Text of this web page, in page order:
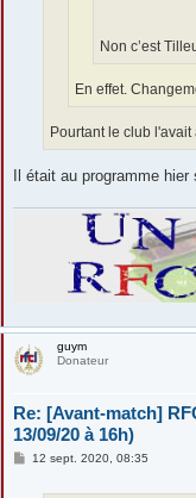
Non c’est
En effet.
Pourtant le club
Il était au programme hier
guym
Donateur
Re: [Avant-match]
13/09/20 à 16h)
M12 sept. 2020, 08:35